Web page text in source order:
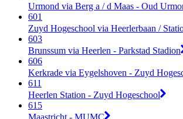
Urmond via Berg a / d Maas - Oud
601
Zuyd Hogeschool via Heerlerbaan /
603
Brunssum via Heerlen - Parkstad Stadion
606
Kerkrade via Eygelshoven - Zuyd
611
Heerlen Station - Zuyd Hogeschool
615
Maastricht - MUMC